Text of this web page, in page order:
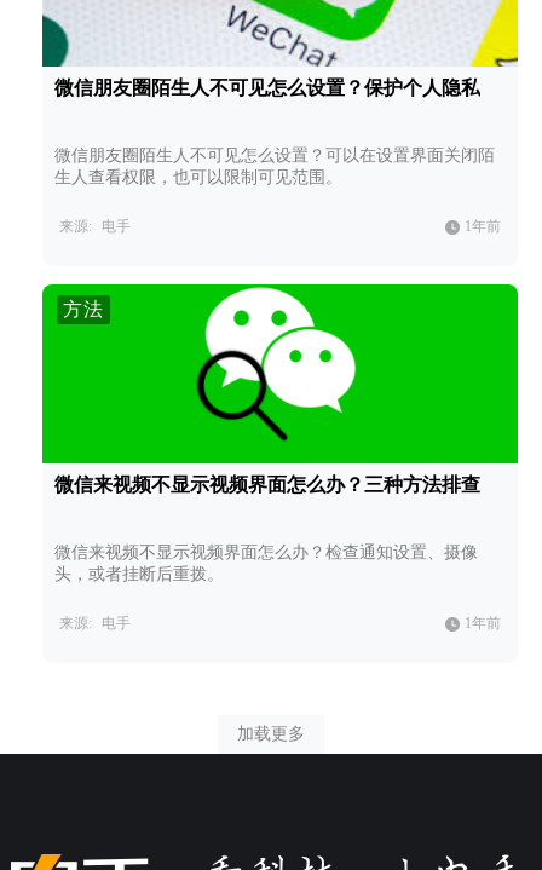
微信朋友圈陌生人不可见怎么设置？保护个人隐私
微信朋友圈陌生人不可见怎么设置？可以在设置界面关闭陌
生人查看权限，也可以限制可见范围。
来源: 电手 1年前
方法
微信来视频不显示视频界面怎么办？三种方法排查
微信来视频不显示视频界面怎么办？检查通知设置、摄像
头，或者挂断后重拨。
来源: 电手 1年前
加载更多